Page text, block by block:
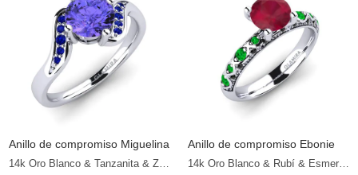
Anillo de compromiso Miguelina
14k Oro Blanco & Tanzanita & Zafiro
Anillo de compromiso Ebonie
14k Oro Blanco & Rubí & Esmeralda & Diamante Negro